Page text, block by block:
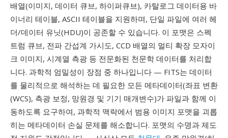
배열(이미지, 데이터 큐브, 하이퍼큐브), 카탈로그 데이터용 바
이너리 테이블, ASCII 테이블을 지원하며, 단일 파일에 여러 헤
더/데이터 유닛(HDU)이 공존할 수 있습니다. 이 포맷은 스펙
트럼 큐브, 전파 간섭계 가시도, CCD 배열의 멀티 확장 모자이
크 이미지, 시계열 측광 등 전문화된 천문학 데이터를 처리합
니다. 과학적 엄밀성이 장점 중 하나입니다 — FITS는 데이터
를 물리적으로 해석하는 데 필요한 모든 메타데이터(좌표 변환
(WCS), 측광 보정, 망원경 및 기기 매개변수)가 파일과 함께 이
동하도록 요구하여, 과학적 맥락에서 범용 이미지 포맷을 괴롭
히는 메타데이터 손실 문제를 해소합니다. 포맷의 수명과 제도